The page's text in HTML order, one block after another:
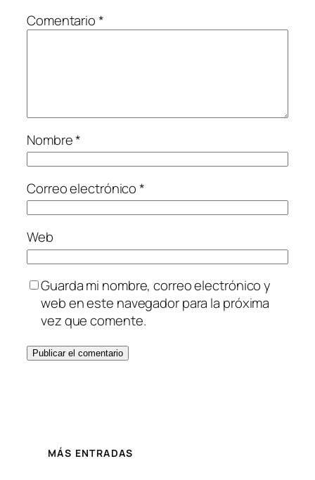
Comentario*
Nombre*
Correo electrónico*
Web
Guarda mi nombre, correo electrónico y
web en este navegador para la próxima
vez que comente.
MÁS ENTRADAS